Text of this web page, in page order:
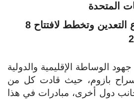
المتحدة
الغابون تعزز قطاع التعدين وتخطط لافتتاح 8
الوساطة الإقليمية والدولية
بازوم، حيث قادت كل من
دول أخرى، مبادرات في هذا